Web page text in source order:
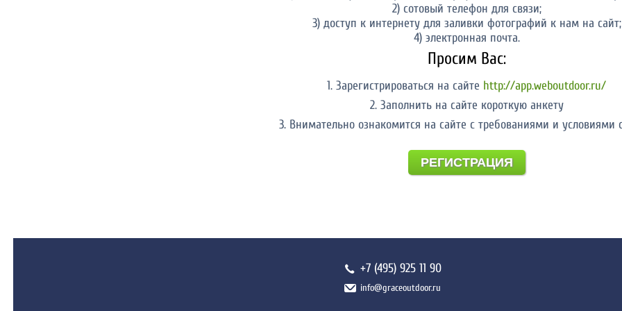
2) сотовый телефон для связи;
3) доступ к интернету для заливки фотографий к нам на сайт;
4) электронная почта.
Просим Вас:
1. Зарегистрироваться на сайте http://app.weboutdoor.ru/
2. Заполнить на сайте короткую анкету
3. Внимательно ознакомится на сайте с требованиями и условиями
РЕГИСТРАЦИЯ
+7 (495) 925 11 90
info@graceoutdoor.ru